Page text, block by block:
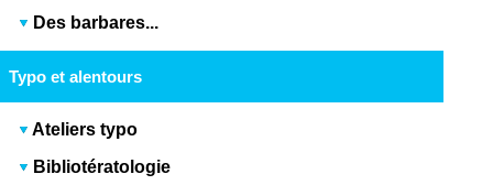
Des barbares...
Typo et alentours
Ateliers typo
Bibliotératologie